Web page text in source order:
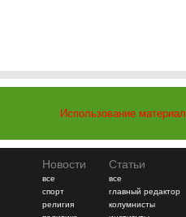
Использование
Новости
все
спорт
религия
Статьи
все
главный редактор
колумнисты